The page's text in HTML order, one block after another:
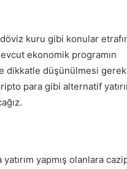
kuru gibi konular
ekonomik programın
dikkatle düşünülmesi
para gibi alternatif
yapmış olanlara